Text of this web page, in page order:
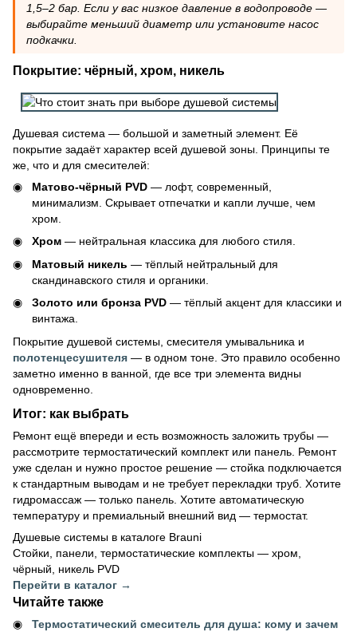
1,5–2 бар. Если у вас низкое давление в водопроводе —
выбирайте меньший диаметр или установите насос
подкачки.
Покрытие: чёрный, хром, никель
Душевая система — большой и заметный элемент. Её
покрытие задаёт характер всей душевой зоны. Принципы те
же, что и для смесителей:
Матово-чёрный PVD — лофт, современный,
минимализм. Скрывает отпечатки и капли лучше, чем
хром.
Хром — нейтральная классика для любого стиля.
Матовый никель — тёплый нейтральный для
скандинавского стиля и органики.
Золото или бронза PVD — тёплый акцент для классики и
винтажа.
Покрытие душевой системы, смесителя умывальника и
полотенцесушителя — в одном тоне. Это правило особенно
заметно именно в ванной, где все три элемента видны
одновременно.
Итог: как выбрать
Ремонт ещё впереди и есть возможность заложить трубы —
рассмотрите термостатический комплект или панель. Ремонт
уже сделан и нужно простое решение — стойка подключается
к стандартным выводам и не требует перекладки труб. Хотите
гидромассаж — только панель. Хотите автоматическую
температуру и премиальный внешний вид — термостат.
Душевые системы в каталоге Brauni
Стойки, панели, термостатические комплекты — хром,
чёрный, никель PVD
Перейти в каталог →
Читайте также
Термостатический смеситель для душа: кому и зачем